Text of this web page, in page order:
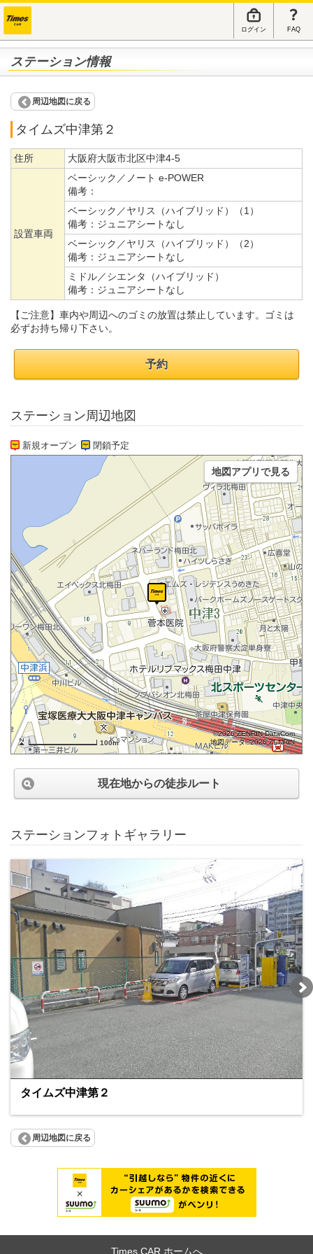
ログイン FAQ
ステーション情報
周辺地図に戻る
タイムズ中津第２
住所 大阪府大阪市北区中津4-5
設置車両
ベーシック／ノート e-POWER
備考：
ベーシック／ヤリス（ハイブリッド）（1）
備考： ジュニアシートなし
ベーシック／ヤリス（ハイブリッド）（2）
備考： ジュニアシートなし
ミドル／シエンタ（ハイブリッド）
備考： ジュニアシートなし
【ご注意】車内や周辺へのゴミの放置は禁止しています。ゴミは
必ずお持ち帰り下さい。
予約
ステーション周辺地図
新規オープン 閉鎖予定
100m
©2026 ZENRIN DataCom
地図データ©2026 ZENRIN
地図アプリで見る
現在地からの徒歩ルート
ステーションフォトギャラリー
タイムズ中津第２
周辺地図に戻る
Times CAR ホームへ